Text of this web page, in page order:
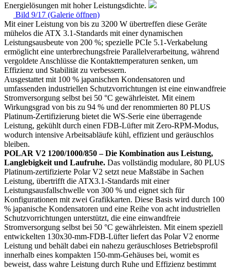
Energielösungen mit hoher Leistungsdichte.
Bild 9/17 (Galerie öffnen)
Mit einer Leistung von bis zu 3200 W übertreffen diese Geräte
mühelos die ATX 3.1-Standards mit einer dynamischen
Leistungsausbeute von 200 %; spezielle PCIe 5.1-Verkabelung
ermöglicht eine unterbrechungsfreie Parallelverarbeitung, während
vergoldete Anschlüsse die Kontakttemperaturen senken, um
Effizienz und Stabilität zu verbessern.
Ausgestattet mit 100 % japanischen Kondensatoren und
umfassenden industriellen Schutzvorrichtungen ist eine einwandfreie
Stromversorgung selbst bei 50 °C gewährleistet. Mit einem
Wirkungsgrad von bis zu 94 % und der renommierten 80 PLUS
Platinum-Zertifizierung bietet die WS-Serie eine überragende
Leistung, gekühlt durch einen FDB-Lüfter mit Zero-RPM-Modus,
wodurch intensive Arbeitsabläufe kühl, effizient und geräuschlos
bleiben.
POLAR V2 1200/1000/850 – Die Kombination aus Leistung,
Langlebigkeit und Laufruhe. Das vollständig modulare, 80 PLUS
Platinum-zertifizierte Polar V2 setzt neue Maßstäbe in Sachen
Leistung, übertrifft die ATX3.1-Standards mit einer
Leistungsausfallschwelle von 300 % und eignet sich für
Konfigurationen mit zwei Grafikkarten. Diese Basis wird durch 100
% japanische Kondensatoren und eine Reihe von acht industriellen
Schutzvorrichtungen unterstützt, die eine einwandfreie
Stromversorgung selbst bei 50 °C gewährleisten. Mit einem speziell
entwickelten 130x30-mm-FDB-Lüfter liefert das Polar V2 enorme
Leistung und behält dabei ein nahezu geräuschloses Betriebsprofil
innerhalb eines kompakten 150-mm-Gehäuses bei, womit es
beweist, dass wahre Leistung durch Ruhe und Effizienz bestimmt